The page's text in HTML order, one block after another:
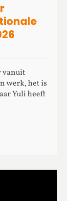
vanuit
werk, het is
Yuli heeft